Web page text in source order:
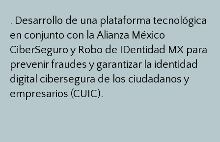
. Desarrollo de una plataforma tecnológica
en conjunto con la Alianza México
CiberSeguro y Robo de IDentidad MX para
prevenir fraudes y garantizar la identidad
digital cibersegura de los ciudadanos y
empresarios (CUIC).